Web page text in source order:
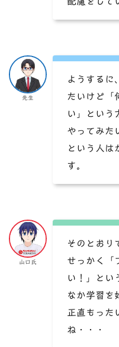
先生
ようするに
たいけど「
い」という
やってみた
という人は
す。
山口氏
そのとおり
せっかく「
い！」とい
なか学習を
正直もった
ね・・・